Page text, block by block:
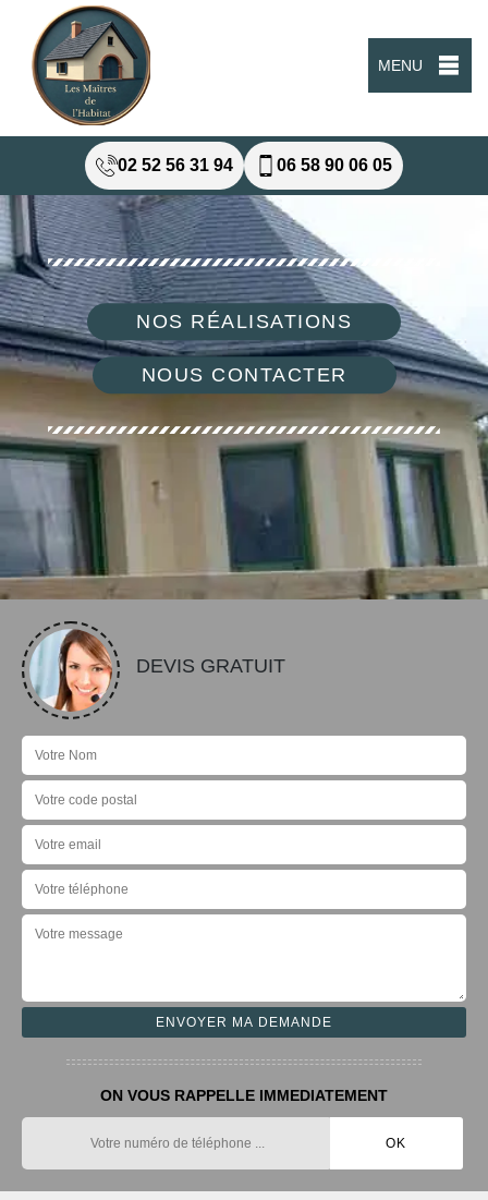
MENU
02 52 56 31 94 06 58 90 06 05
NOS RÉALISATIONS
NOUS CONTACTER
DEVIS GRATUIT
ON VOUS RAPPELLE IMMEDIATEMENT